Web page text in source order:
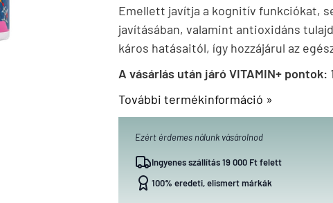
Emellett javítja a kognitív funkciókat,
javításában, valamint antioxidáns
káros hatásaitól, így hozzájárul az
A vásárlás után járó VITAMIN+ pontok:
További termékinformáció »
Ezért érdemes nálunk vásárolnod
Ingyenes szállítás 19 000 Ft felett
100% eredeti, elismert márkák